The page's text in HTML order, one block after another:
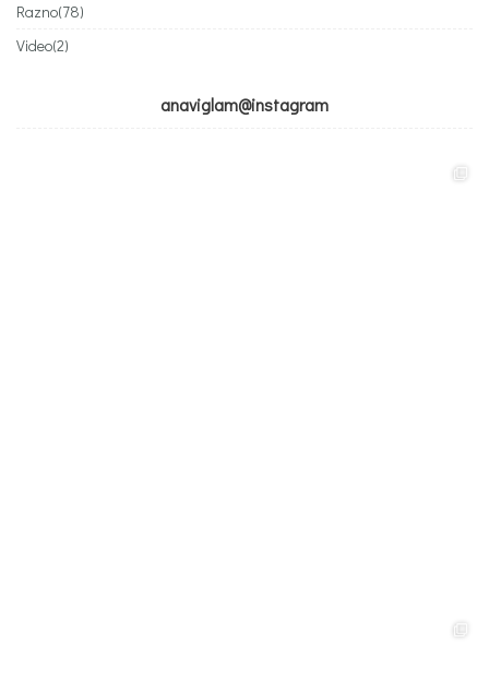
Razno(78)
Video(2)
anaviglam@instagram